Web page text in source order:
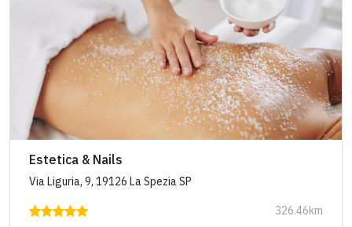
Estetica & Nails
Via Liguria, 9, 19126 La Spezia SP
326.46km